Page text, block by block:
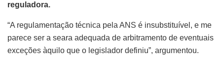
reguladora.
“A regulamentação técnica pela ANS é insubstituível, e me
parece ser a seara adequada de arbitramento de eventuais
exceções àquilo que o legislador definiu”, argumentou.